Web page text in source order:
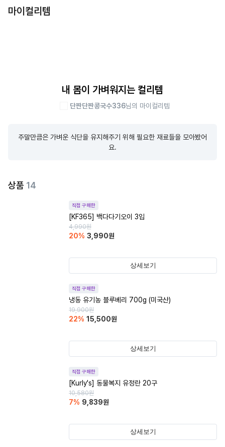
마이컬리템
내 몸이 가벼워지는 컬리템
단짠단짠콩국수336님의 마이컬리템
주말만큼은 가벼운 식단을 유지해주기 위해 필요한 재료들을 모아봤어
요.
상품 14
직접 구매한
[KF365] 백다다기오이 3입
4,990원
20% 3,990원
상세보기
직접 구매한
냉동 유기농 블루베리 700g (미국산)
19,900원
22% 15,500원
상세보기
직접 구매한
[Kurly's] 동물복지 유정란 20구
10,580원
7% 9,839원
상세보기